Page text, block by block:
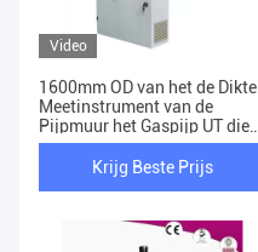
Video
1600mm OD van het de Dikte
Meetinstrument van de
Pijpmuur het Gaspijp UT die
Machine meten
Krijg Beste Prijs